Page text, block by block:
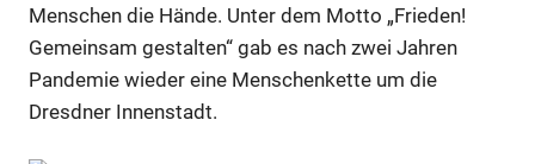
Menschen die Hände. Unter dem Motto „Frieden!
Gemeinsam gestalten“ gab es nach zwei Jahren
Pandemie wieder eine Menschenkette um die
Dresdner Innenstadt.